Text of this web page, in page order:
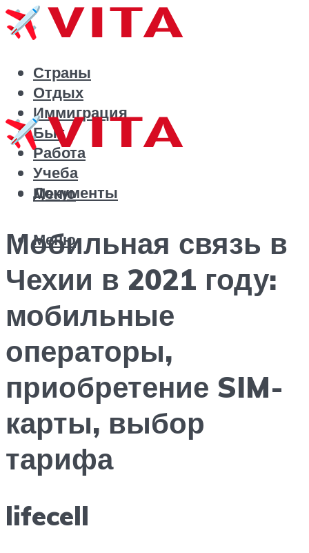
Страны
Отдых
Иммиграция
Быт
Работа
Учеба
Документы
Меню
Меню
Мобильная связь в
Чехии в 2021 году:
мобильные
операторы,
приобретение SIM-
карты, выбор
тарифа
lifecell